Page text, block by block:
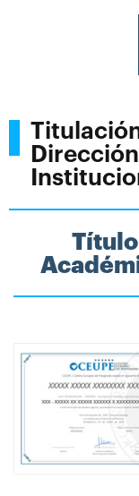
Título